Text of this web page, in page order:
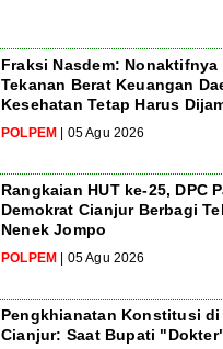
Fraksi Nasdem: Nonaktifnya
Tekanan Berat Keuangan
Kesehatan Tetap Harus
POLPEM | 05 Agu 2026
Rangkaian HUT ke-25, DPC
Demokrat Cianjur Berbagi
Nenek Jompo
POLPEM | 05 Agu 2026
Pengkhianatan Konstitusi di
Cianjur: Saat Bupati